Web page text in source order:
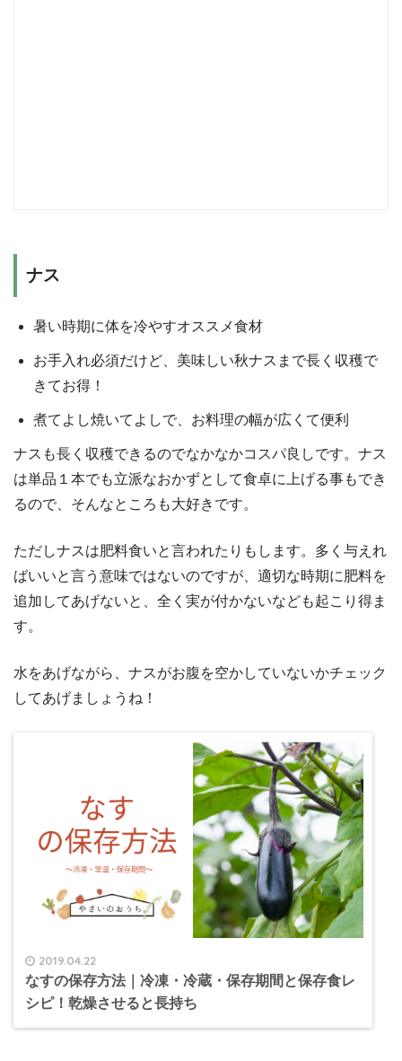
ナス
暑い時期に体を冷やすオススメ食材
お手入れ必須だけど、美味しい秋ナスまで長く収穫で
きてお得！
煮てよし焼いてよしで、お料理の幅が広くて便利
ナスも長く収穫できるのでなかなかコスパ良しです。ナス
は単品１本でも立派なおかずとして食卓に上げる事もでき
るので、そんなところも大好きです。
ただしナスは肥料食いと言われたりもします。多く与えれ
ばいいと言う意味ではないのですが、適切な時期に肥料を
追加してあげないと、全く実が付かないなども起こり得ま
す。
水をあげながら、ナスがお腹を空かしていないかチェック
してあげましょうね！
2019.04.22
なすの保存方法｜冷凍・冷蔵・保存期間と保存食レ
シピ！乾燥させると長持ち